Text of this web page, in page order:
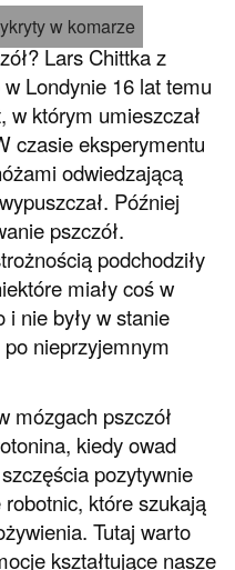
w komarze
Lars Chittka z
Londynie 16 lat temu
w którym umieszczał
czasie eksperymentu
odwiedzającą
Później
pszczół.
podchodziły
miały coś w
i nie były w stanie
nieprzyjemnym
mózgach pszczół
kiedy owad
pozytywnie
które szukają
Tutaj warto
kształtujące nasze